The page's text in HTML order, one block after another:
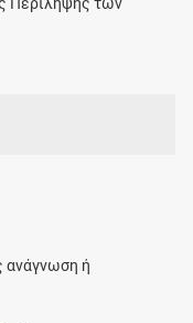
ανάγνωση ή